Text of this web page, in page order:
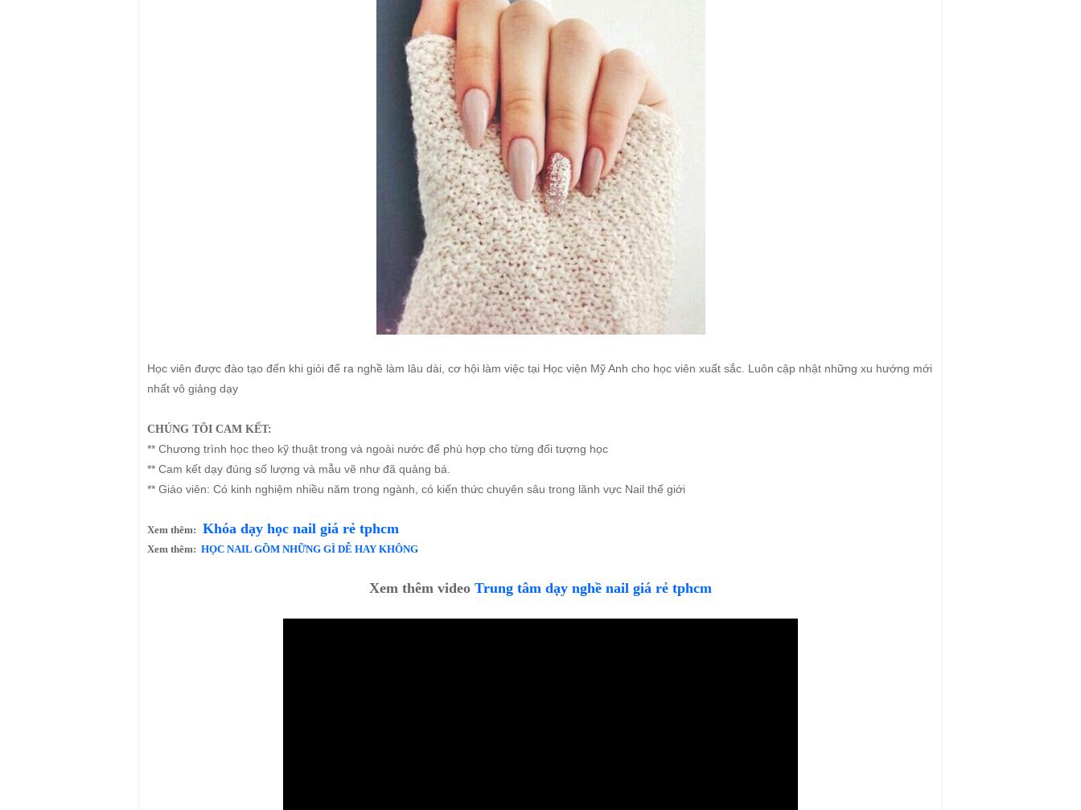
Học viên được đào tạo đến khi giỏi để ra nghề làm lâu dài, cơ hội làm việc tại Học viện Mỹ Anh cho học viên xuất sắc. Luôn cập nhật những xu hướng mới
nhất vô giảng dạy
CHÚNG TÔI CAM KẾT:
** Chương trình học theo kỹ thuật trong và ngoài nước để phù hợp cho từng đối tượng học
** Cam kết dạy đúng số lượng và mẫu vẽ như đã quảng bá.
** Giáo viên: Có kinh nghiệm nhiều năm trong ngành, có kiến thức chuyên sâu trong lãnh vực Nail thế giới
Xem thêm: Khóa dạy học nail giá rẻ tphcm
Xem thêm: HỌC NAIL GỒM NHỮNG GÌ DỄ HAY KHÔNG
Xem thêm video Trung tâm dạy nghề nail giá rẻ tphcm